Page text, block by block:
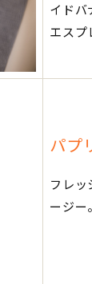
イドバ
エスプ
パプ
フレ
ージー。